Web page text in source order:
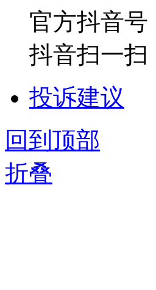
官方抖音号
抖音扫一扫
投诉建议
回到顶部
折叠